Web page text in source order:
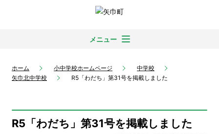
メニュー
ホーム 小中学校ホームページ
中学校
矢巾北中学校
R5「わだち」第31号を掲載しました
R5「わだち」第31号を掲載しました